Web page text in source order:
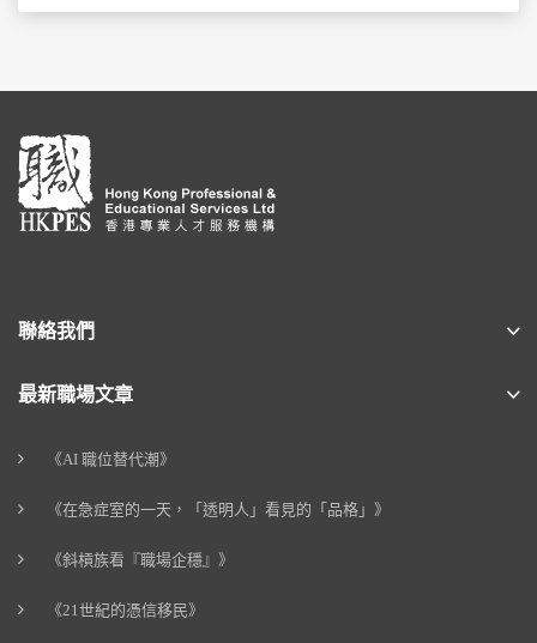
聯絡我們
最新職場文章
《AI 職位替代潮》
《在急症室的一天，「透明人」看見的「品格」》
《斜槓族看『職場企穩』》
《21世紀的憑信移民》